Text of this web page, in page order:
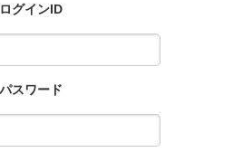
ログインID
パスワード